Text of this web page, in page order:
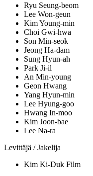
Ryu Seung-beom
Lee Won-geun
Kim Young-min
Choi Gwi-hwa
Son Min-seok
Jeong Ha-dam
Sung Hyun-ah
Park Ji-il
An Min-young
Geon Hwang
Yang Hyun-min
Lee Hyung-goo
Hwang In-moo
Kim Joon-bae
Lee Na-ra
Levittäjä / Jakelija
Kim Ki-Duk Film